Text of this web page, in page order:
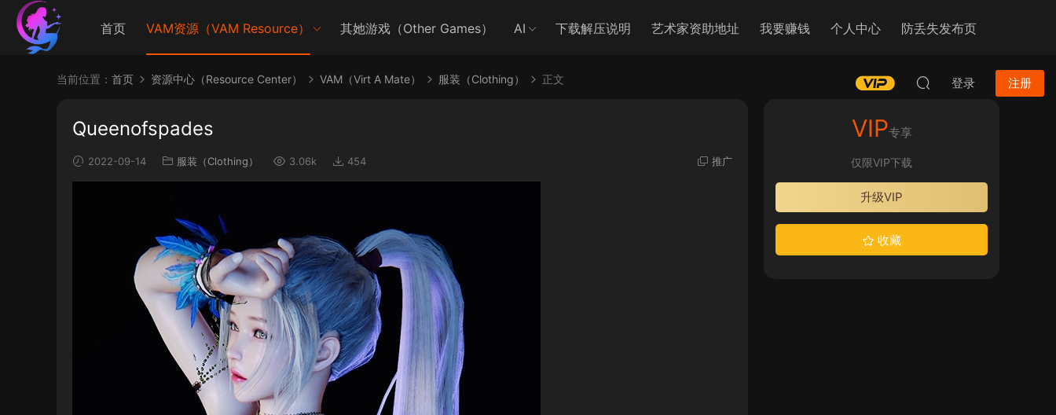
首页 VAM资源（VAM Resource） 其她游戏（Other Games） AI 下载解压说明 艺术家资助地址 我要赚钱 个人中心 防丢失发布页
登录 注册
当前位置： 首页 资源中心（Resource Center） VAM（Virt A Mate） 服装（Clothing） 正文
Queenofspades
2022-09-14 服装（Clothing） 3.06k 454 推广
VIP专享
仅限VIP下载
升级VIP
收藏